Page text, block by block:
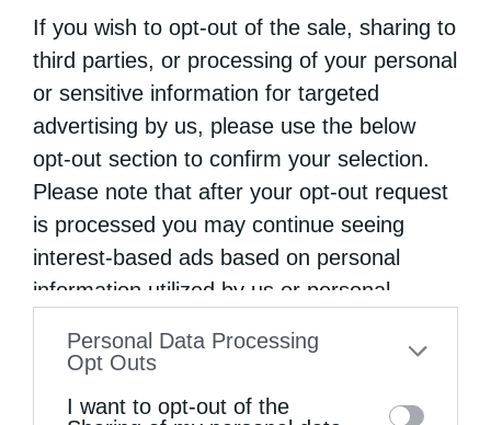
If you wish to opt-out of the sale, sharing to
third parties, or processing of your personal
or sensitive information for targeted
advertising by us, please use the below
opt-out section to confirm your selection.
Please note that after your opt-out request
is processed you may continue seeing
interest-based ads based on personal
information utilized by us or personal
to your opt-out. You may separately opt-out
Personal Data Processing
Opt Outs
I want to opt-out of the
των Νηστειών, 29 Μαρτίου ε.έ., στο Ιερό
Προσκύνημα Παναγίας Τρυπητής Αιγίου, ο ΣΤ΄
Κατανυκτικός Εσπερινός της Αγίας και
Μεγάλης Τεσσαρακοστής, χοροστατούντος
του Θεοφιλεστάτου Επισκόπου …